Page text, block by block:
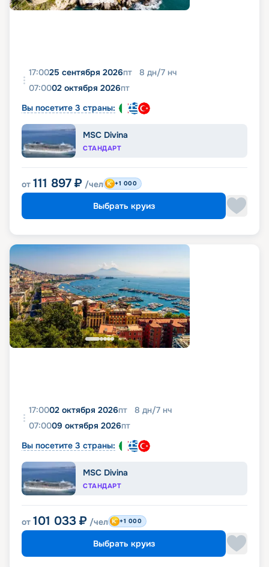
17:0025 сентября 2026пт 8 дн/7 нч
07:0002 октября 2026пт
Вы посетите 3 страны:
MSC Divina
СТАНДАРТ
от 111 897 ₽ /чел +1 000
Выбрать круиз
17:0002 октября 2026пт 8 дн/7 нч
07:0009 октября 2026пт
Вы посетите 3 страны:
MSC Divina
СТАНДАРТ
от 101 033 ₽ /чел +1 000
Выбрать круиз